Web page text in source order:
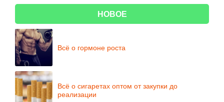
НОВОЕ
Всё о гормоне роста
Всё о сигаретах оптом от закупки до
реализации